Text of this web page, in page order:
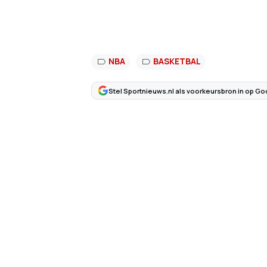
NBA BASKETBAL
Stel Sportnieuws.nl als voorkeursbron in op